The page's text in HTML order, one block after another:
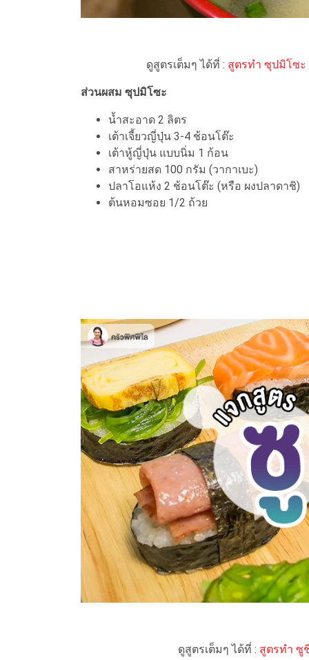
ดูสูตรเต็มๆ ได้ที่ : สูตรทำ ซุปมิโซะ
ส่วนผสม ซุปมิโซะ
น้ำสะอาด 2 ลิตร
เต้าเจี้ยวญี่ปุ่น 3-4 ช้อนโต๊ะ
เต้าหู้ญี่ปุ่น แบบนิ่ม 1 ก้อน
สาหร่ายสด 100 กรัม (วากาเบะ)
ปลาโอแห้ง 2 ช้อนโต๊ะ (หรือ ผงปลาดาชิ)
ต้นหอมซอย 1/2 ถ้วย
ดูสูตรเต็มๆ ได้ที่ : สูตรทำ ซู